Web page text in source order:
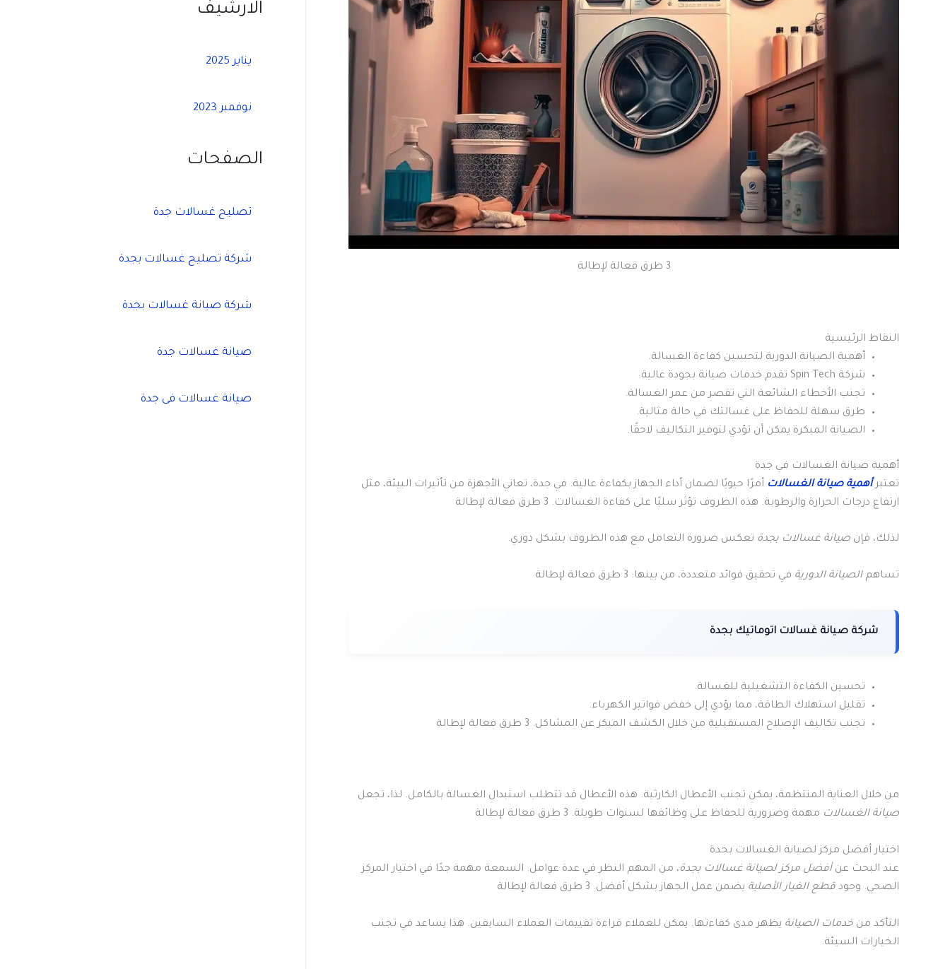
3 طرق فعالة لإطالة
النقاط الرئيسية
أهمية الصيانة الدورية لتحسين كفاءة الغسالة.
شركة Spin Tech تقدم خدمات صيانة بجودة عالية.
تجنب الأخطاء الشائعة التي تقصر من عمر الغسالة.
طرق سهلة للحفاظ على غسالتك في حالة مثالية.
الصيانة المبكرة يمكن أن تؤدي لتوفير التكاليف لاحقًا.
أهمية صيانة الغسالات في جدة
تعتبر أهمية صيانة الغسالات أمرًا حيويًا لضمان أداء الجهاز بكفاءة عالية. في جدة، تعاني الأجهزة من تأثيرات البيئة، مثل
ارتفاع درجات الحرارة والرطوبة. هذه الظروف تؤثر سلبًا على كفاءة الغسالات. 3 طرق فعالة لإطالة
لذلك، فإن صيانة غسالات بجدة تعكس ضرورة التعامل مع هذه الظروف بشكل دوري.
تساهمالصيانة الدورية في تحقيق فوائد متعددة، من بينها: 3 طرق فعالة لإطالة
شركة صيانة غسالات اتوماتيك بجدة
تحسين الكفاءة التشغيلية للغسالة.
تقليل استهلاك الطاقة، مما يؤدي إلى خفض فواتير الكهرباء.
تجنب تكاليف الإصلاح المستقبلية من خلال الكشف المبكر عن المشاكل. 3 طرق فعالة لإطالة
من خلال العناية المنتظمة، يمكن تجنب الأعطال الكارثية. هذه الأعطال قد تتطلب استبدال الغسالة بالكامل. لذا، تجعل
صيانة الغسالات مهمة وضرورية للحفاظ على وظائفها لسنوات طويلة. 3 طرق فعالة لإطالة
اختيار أفضل مركز لصيانة الغسالات بجدة
عند البحث عنأفضل مركز لصيانة غسالات بجدة، من المهم النظر في عدة عوامل. السمعة مهمة جدًا في اختيار المركز
الصحي. وجود قطع الغيار الأصلية يضمن عمل الجهاز بشكل أفضل. 3 طرق فعالة لإطالة
التأكد من خدمات الصيانة يظهر مدى كفاءتها. يمكن للعملاء قراءة تقييمات العملاء السابقين. هذا يساعد في تجنب
الخيارات السيئة.
الارشيف
يناير 2025
نوفمبر 2023
الصفحات
تصليح غسالات جدة
شركة تصليح غسالات بجدة
شركة صيانة غسالات بجدة
صيانة غسالات جدة
صيانة غسالات فى جدة